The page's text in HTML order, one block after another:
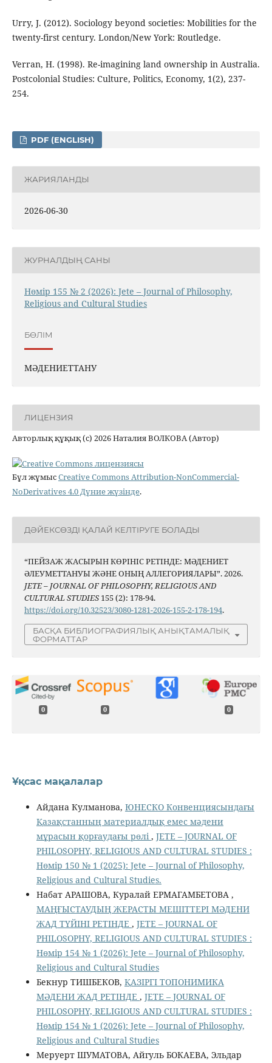
Urry, J. (2012). Sociology beyond societies: Mobilities for the
twenty-first century. London/New York: Routledge.
Verran, H. (1998). Re-imagining land ownership in Australia.
Postcolonial Studies: Culture, Politics, Economy, 1(2), 237-
254.
PDF (ENGLISH)
ЖАРИЯЛАНДЫ
2026-06-30
ЖУРНАЛДЫҢ САНЫ
Нөмір 155 № 2 (2026): Jete – Jоurnal of Philosophy,
Religious аnd Cultural Studies
БӨЛІМ
МӘДЕНИЕТТАНУ
ЛИЦЕНЗИЯ
Авторлық құқық (c) 2026 Наталия ВОЛКОВА (Автор)
Бұл жұмысCreative Commons Attribution-NonCommercial-
NoDerivatives 4.0 Дүние жүзінде.
ДӘЙЕКСӨЗДІ ҚАЛАЙ КЕЛТІРУГЕ БОЛАДЫ
“ПЕЙЗАЖ ЖАСЫРЫН КӨРІНІС РЕТІНДЕ: МӘДЕНИЕТ
ӘЛЕУМЕТТАНУЫ ЖӘНЕ ОНЫҢ АЛЛЕГОРИЯЛАРЫ”. 2026.
JETE – JОURNAL OF PHILOSOPHY, RELIGIOUS AND
CULTURAL STUDIES155 (2): 178-94.
https://doi.org/10.32523/3080-1281-2026-155-2-178-194.
БАСҚА БИБЛИОГРАФИЯЛЫҚ АНЫҚТАМАЛЫҚ
ФОРМАТТАР
0 0 0
Ұқсас мақалалар
Айдана Кулманова, ЮНЕСКО Конвенциясындағы
Қазақстанның материалдық емес мәдени
мұрасын қорғаудағы рөлі, JETE – JОURNAL OF
PHILOSOPHY, RELIGIOUS AND CULTURAL STUDIES :
Нөмір 150 № 1 (2025): Jete – Jоurnal of Philosophy,
Religious аnd Cultural Studies.
Набат АРАШОВА, Куралай ЕРМАГАМБЕТОВА ,
МАҢҒЫСТАУДЫҢ ЖЕРАСТЫ МЕШІТТЕРІ МӘДЕНИ
ЖАД ТҮЙІНІ РЕТІНДЕ , JETE – JОURNAL OF
PHILOSOPHY, RELIGIOUS AND CULTURAL STUDIES :
Нөмір 154 № 1 (2026): Jete – Jоurnal of Philosophy,
Religious аnd Cultural Studies
Бекнур ТИШБЕКОВ, ҚАЗІРГІ ТОПОНИМИКА
МӘДЕНИ ЖАД РЕТІНДЕ , JETE – JОURNAL OF
PHILOSOPHY, RELIGIOUS AND CULTURAL STUDIES :
Нөмір 154 № 1 (2026): Jete – Jоurnal of Philosophy,
Religious аnd Cultural Studies
Меруерт ШУМАТОВА, Айгуль БОКАЕВА, Эльдар